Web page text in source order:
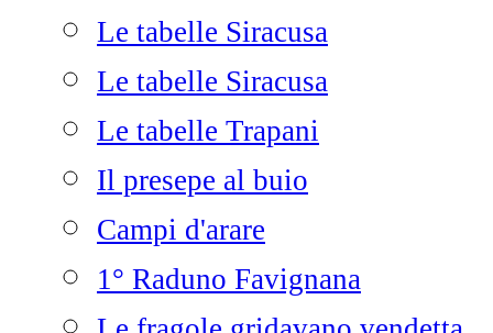
Le tabelle Siracusa
Le tabelle Siracusa
Le tabelle Trapani
Il presepe al buio
Campi d'arare
1° Raduno Favignana